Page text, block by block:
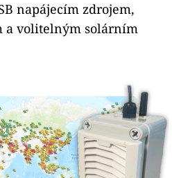
napájecím zdrojem,
a volitelným solárním